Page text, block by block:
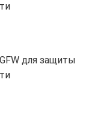
для защиты